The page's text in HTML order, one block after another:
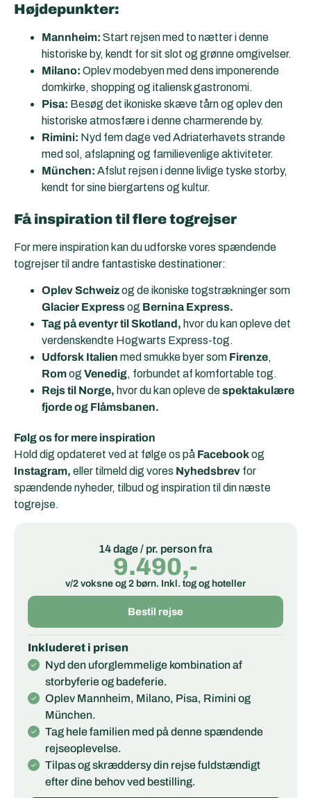
Højdepunkter:
Mannheim: Start rejsen med to nætter i denne
historiske by, kendt for sit slot og grønne omgivelser.
Milano: Oplev modebyen med dens imponerende
domkirke, shopping og italiensk gastronomi.
Pisa: Besøg det ikoniske skæve tårn og oplev den
historiske atmosfære i denne charmerende by.
Rimini: Nyd fem dage ved Adriaterhavets strande
med sol, afslapning og familievenlige aktiviteter.
München: Afslut rejsen i denne livlige tyske storby,
kendt for sine biergartens og kultur.
Få inspiration til flere togrejser
For mere inspiration kan du udforske vores spændende
togrejser til andre fantastiske destinationer:
Oplev Schweizog de ikoniske togstrækninger som
Glacier Expressog Bernina Express.
Tag på eventyr til Skotland, hvor du kan opleve det
verdenskendte Hogwarts Express-tog.
Udforsk Italien med smukke byer som Firenze,
Romog Venedig, forbundet af komfortable tog.
Rejs til Norge, hvor du kan opleve despektakulære
fjorde og Flåmsbanen.
Følg os for mere inspiration
Hold dig opdateret ved at følge os på Facebookog
Instagram, eller tilmeld dig vores Nyhedsbrev for
spændende nyheder, tilbud og inspiration til din næste
togrejse.
14 dage / pr. person fra
9.490,-
v/2 voksne og 2 børn. Inkl. tog og hoteller
Bestil rejse
Inkluderet i prisen
Nyd den uforglemmelige kombination af
storbyferie og badeferie.
Oplev Mannheim, Milano, Pisa, Rimini og
München.
Tag hele familien med på denne spændende
rejseoplevelse.
Tilpas og skræddersy din rejse fuldstændigt
efter dine behov ved bestilling.